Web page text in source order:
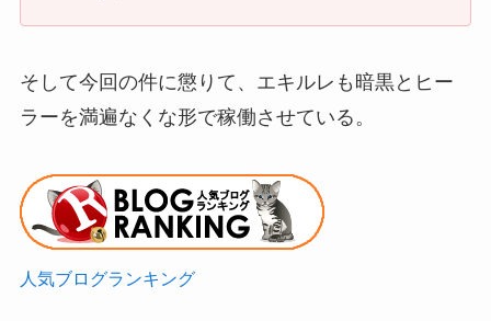
そして今回の件に懲りて、エキルレも暗黒とヒー
ラーを満遍なくな形で稼働させている。
人気ブログランキング